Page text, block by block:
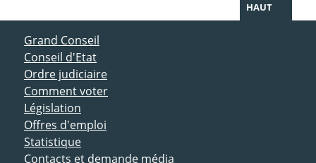
HAUT
ACCÈS DIRECT
Grand Conseil
Conseil d'Etat
Ordre judiciaire
Comment voter
Législation
Offres d'emploi
Statistique
Contacts et demande média